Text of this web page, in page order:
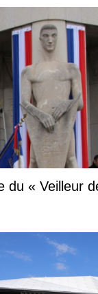
du « Veilleur